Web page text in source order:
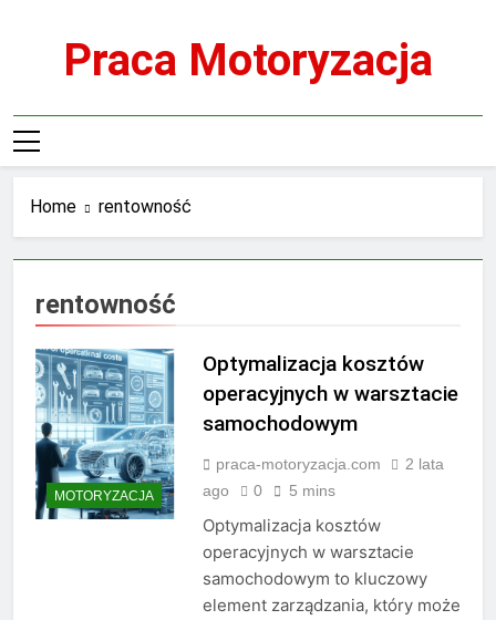
Praca Motoryzacja
Home rentowność
rentowność
MOTORYZACJA
Optymalizacja kosztów
operacyjnych w warsztacie
samochodowym
praca-motoryzacja.com
2 lata
ago
0 5 mins
Optymalizacja kosztów
operacyjnych w warsztacie
samochodowym to kluczowy
element zarządzania, który może